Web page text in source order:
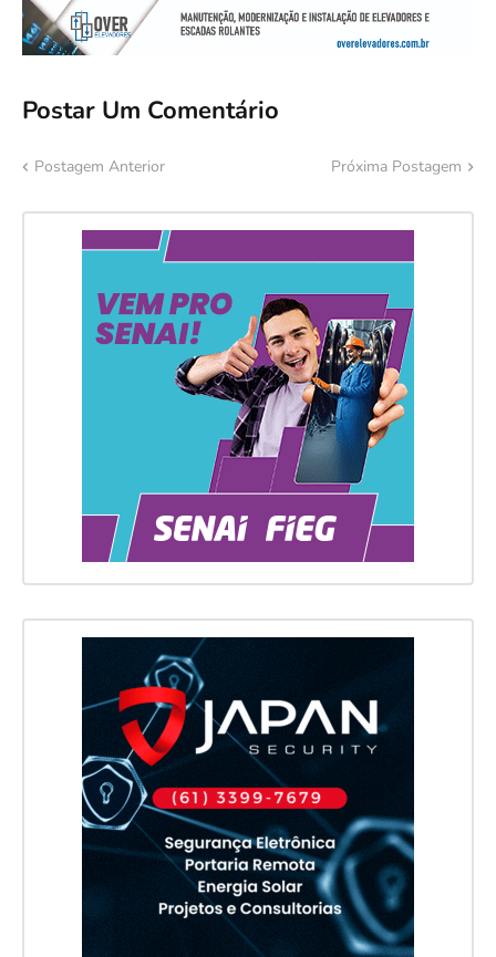
Postar Um Comentário
Postagem Anterior Próxima Postagem